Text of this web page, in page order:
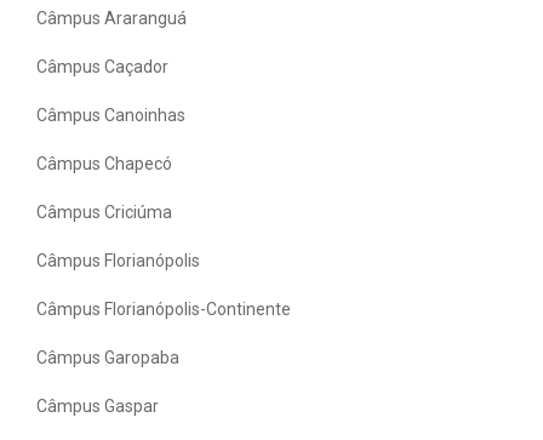
Câmpus Araranguá
Câmpus Caçador
Câmpus Canoinhas
Câmpus Chapecó
Câmpus Criciúma
Câmpus Florianópolis
Câmpus Florianópolis-Continente
Câmpus Garopaba
Câmpus Gaspar